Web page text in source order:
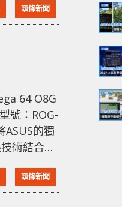
而今年
Edition
頭條新聞
64 O8G
號：ROG-
ASUS的獨
術結合在
將封導入
側，而背
頭條新聞